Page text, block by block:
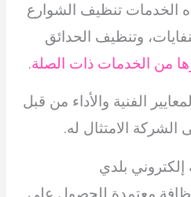
الخدمات تنظيف الشوارع
وتنظيف الحدائق
من الخدمات ذات الصلة.
الفنية والأداء من قبل
الشركة الامتثال له.
بلدي